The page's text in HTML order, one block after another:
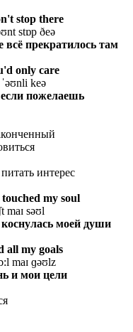
stop there
stɒp ðeə
всё прекратилось там
only care
ˈəʊnli keə
пожелаешь
интерес
my soul
maɪ səʊl
моей души
all my goals
maɪ ɡəʊlz
и мои цели